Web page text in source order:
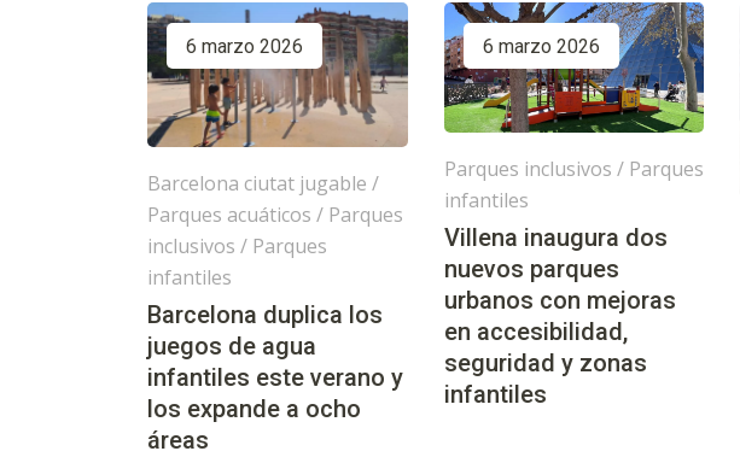
6 marzo 2026
Barcelona ciutat jugable /
Parques acuáticos / Parques
inclusivos / Parques
infantiles
Barcelona duplica los
juegos de agua
infantiles este verano y
los expande a ocho
áreas
6 marzo 2026
Parques inclusivos / Parques
infantiles
Villena inaugura dos
nuevos parques
urbanos con mejoras
en accesibilidad,
seguridad y zonas
infantiles